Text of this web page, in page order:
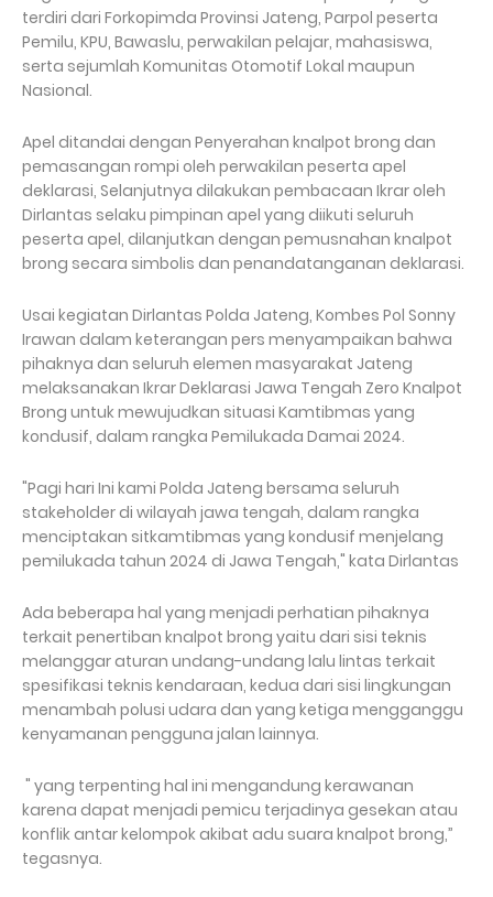
terdiri dari Forkopimda Provinsi Jateng, Parpol peserta
Pemilu, KPU, Bawaslu, perwakilan pelajar, mahasiswa,
serta sejumlah Komunitas Otomotif Lokal maupun
Nasional.
Apel ditandai dengan Penyerahan knalpot brong dan
pemasangan rompi oleh perwakilan peserta apel
deklarasi, Selanjutnya dilakukan pembacaan Ikrar oleh
Dirlantas selaku pimpinan apel yang diikuti seluruh
peserta apel, dilanjutkan dengan pemusnahan knalpot
brong secara simbolis dan penandatanganan deklarasi.
Usai kegiatan Dirlantas Polda Jateng, Kombes Pol Sonny
Irawan dalam keterangan pers menyampaikan bahwa
pihaknya dan seluruh elemen masyarakat Jateng
melaksanakan Ikrar Deklarasi Jawa Tengah Zero Knalpot
Brong untuk mewujudkan situasi Kamtibmas yang
kondusif, dalam rangka Pemilukada Damai 2024.
"Pagi hari Ini kami Polda Jateng bersama seluruh
stakeholder di wilayah jawa tengah, dalam rangka
menciptakan sitkamtibmas yang kondusif menjelang
pemilukada tahun 2024 di Jawa Tengah," kata Dirlantas
Ada beberapa hal yang menjadi perhatian pihaknya
terkait penertiban knalpot brong yaitu dari sisi teknis
melanggar aturan undang-undang lalu lintas terkait
spesifikasi teknis kendaraan, kedua dari sisi lingkungan
menambah polusi udara dan yang ketiga mengganggu
kenyamanan pengguna jalan lainnya.
" yang terpenting hal ini mengandung kerawanan
karena dapat menjadi pemicu terjadinya gesekan atau
konflik antar kelompok akibat adu suara knalpot brong,”
tegasnya.